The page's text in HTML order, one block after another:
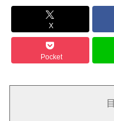
X
Pocket